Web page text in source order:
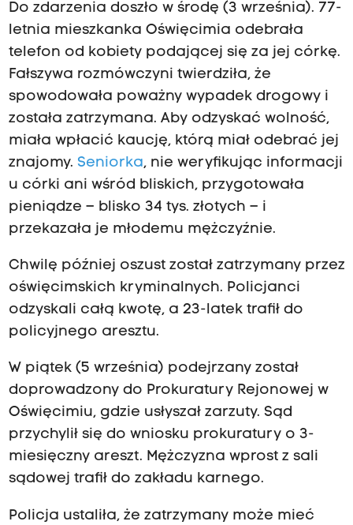
Do zdarzenia doszło w środę (3 września). 77-
letnia mieszkanka Oświęcimia odebrała
telefon od kobiety podającej się za jej córkę.
Fałszywa rozmówczyni twierdziła, że
spowodowała poważny wypadek drogowy i
została zatrzymana. Aby odzyskać wolność,
miała wpłacić kaucję, którą miał odebrać jej
znajomy. Seniorka, nie weryfikując informacji
u córki ani wśród bliskich, przygotowała
pieniądze – blisko 34 tys. złotych – i
przekazała je młodemu mężczyźnie.
Chwilę później oszust został zatrzymany przez
oświęcimskich kryminalnych. Policjanci
odzyskali całą kwotę, a 23-latek trafił do
policyjnego aresztu.
W piątek (5 września) podejrzany został
doprowadzony do Prokuratury Rejonowej w
Oświęcimiu, gdzie usłyszał zarzuty. Sąd
przychylił się do wniosku prokuratury o 3-
miesięczny areszt. Mężczyzna wprost z sali
sądowej trafił do zakładu karnego.
Policja ustaliła, że zatrzymany może mieć